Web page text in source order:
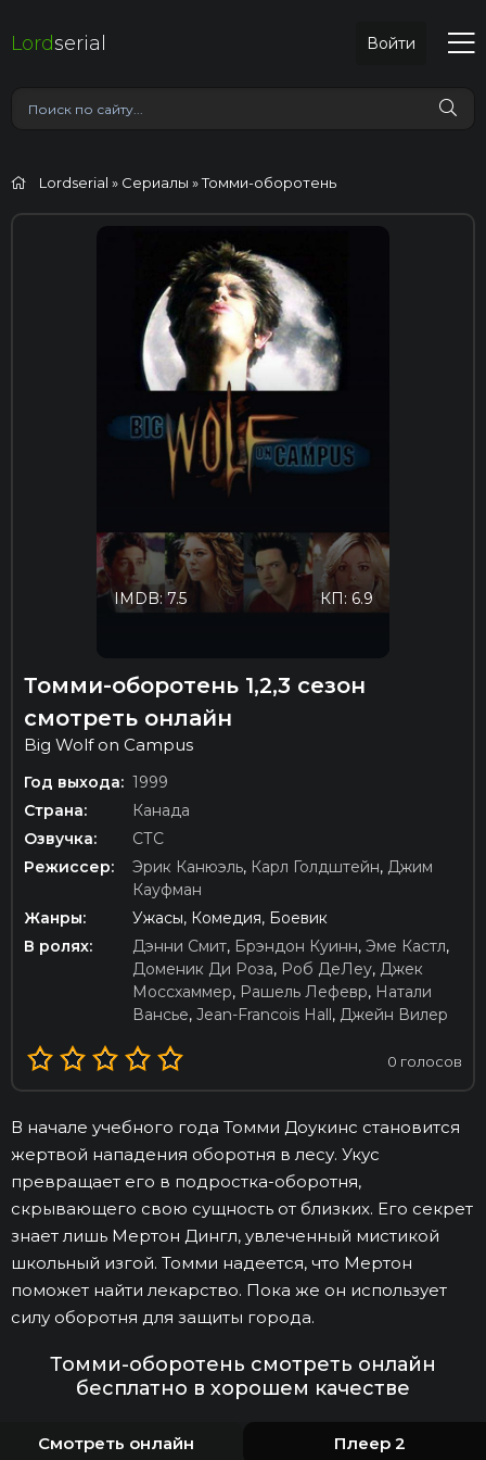
Lordserial Войти
Lordserial » Сериалы » Томми-оборотень
КП: 6.9
IMDB: 7.5
Томми-оборотень 1,2,3 сезон
смотреть онлайн
Big Wolf on Campus
Год выхода: 1999
Страна:
Канада
Озвучка:
СТС
Режиссер:
Эрик Канюэль, Карл Голдштейн, Джим
Кауфман
Жанры:
Ужасы, Комедия, Боевик
В ролях:
Дэнни Смит, Брэндон Куинн, Эме Кастл,
Доменик Ди Роза, Роб ДеЛеу, Джек
Моссхаммер, Рашель Лефевр, Натали
Вансье, Jean-Francois Hall , Джейн Вилер
0 голосов
В начале учебного года Томми Доукинс становится
жертвой нападения оборотня в лесу. Укус
превращает его в подростка-оборотня,
скрывающего свою сущность от близких. Его секрет
знает лишь Мертон Дингл, увлеченный мистикой
школьный изгой. Томми надеется, что Мертон
поможет найти лекарство. Пока же он использует
силу оборотня для защиты города.
Томми-оборотень смотреть онлайн
бесплатно в хорошем качестве
Смотреть онлайн Плеер 2